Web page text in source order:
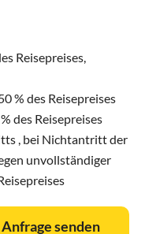
Reisepreises,
% des Reisepreises
des Reisepreises
, bei Nichtantritt der
unvollständiger
Anfrage senden